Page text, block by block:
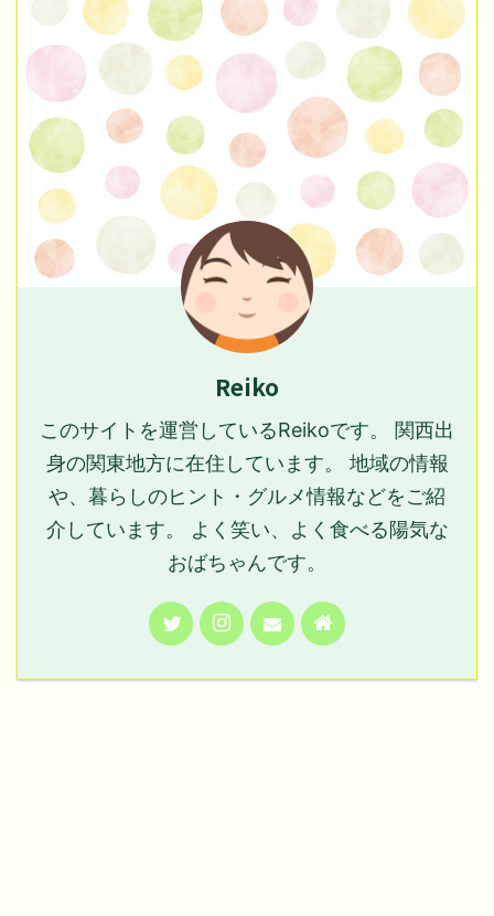
Reiko
このサイトを運営しているReikoです。 関西出
身の関東地方に在住しています。 地域の情報
や、暮らしのヒント・グルメ情報などをご紹
介しています。 よく笑い、よく食べる陽気な
おばちゃんです。